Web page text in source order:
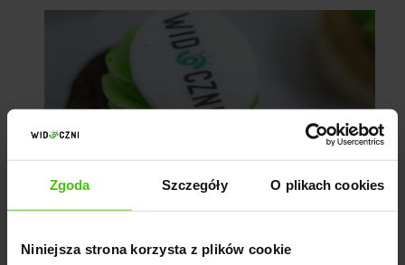
Zgoda Szczegóły O plikach cookies
Niniejsza strona korzysta z plików cookie
A później już prawdziwa zabawa